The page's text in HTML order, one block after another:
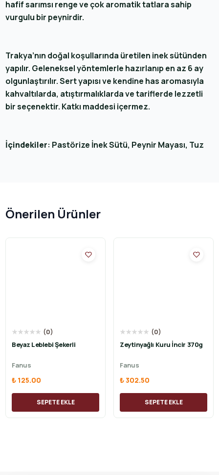
hafif sarımsı renge ve çok aromatik tatlara sahip
vurgulu bir peynirdir.
Trakya’nın doğal koşullarında üretilen inek sütünden
yapılır. Geleneksel yöntemlerle hazırlanıp en az 6 ay
olgunlaştırılır. Sert yapısı ve kendine has aromasıyla
kahvaltılarda, atıştırmalıklarda ve tariflerde lezzetli
bir seçenektir. Katkı maddesi içermez.
İçindekiler: Pastörize İnek Sütü, Peynir Mayası, Tuz
Önerilen Ürünler
★★★★★ (0)
Beyaz Leblebi Şekerli
Fanus
₺ 125.00
SEPETE EKLE
★★★★★ (0)
Zeytinyağlı Kuru İncir 370g
Fanus
₺ 302.50
SEPETE EKLE